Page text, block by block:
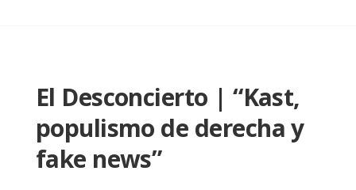
El Desconcierto | “Kast,
populismo de derecha y
fake news”